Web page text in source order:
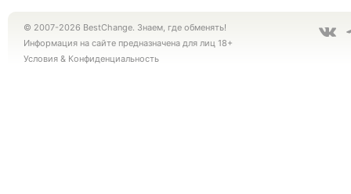
© 2007-2026 BestChange. Знаем, где обменять!
Информация на сайте предназначена для лиц 18+
Условия & Конфиденциальность